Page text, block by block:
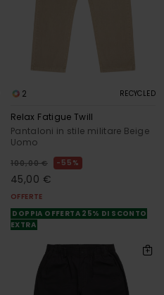
2 RECYCLED
Relax Fatigue Twill
Pantaloni in stile militare Beige
Uomo
100,00 € 55%
45,00 €
OFFERTE
DOPPIA OFFERTA 25% DI SCONTO
EXTRA